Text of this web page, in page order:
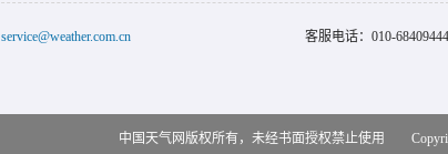
service@weather.com.cn 客服电话： 010-68409444
中国天气网版权所有，未经书面授权禁止使用